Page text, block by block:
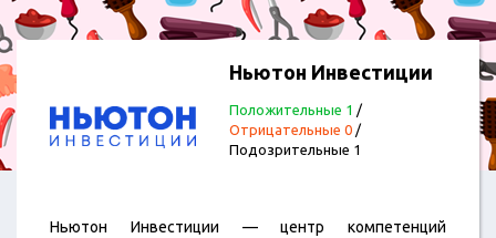
Ньютон Инвестиции
Положительные 1 /
Отрицательные 0/
Подозрительные 1
Ньютон Инвестиции — центр компетенций